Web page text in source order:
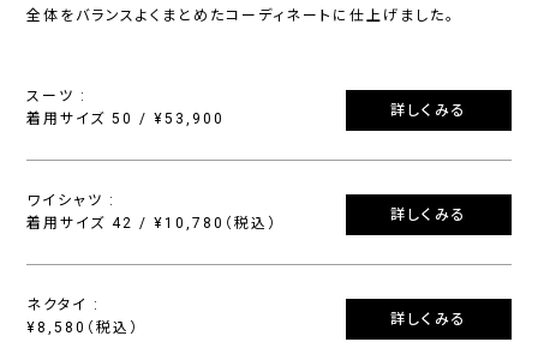
全体をバランスよくまとめたコーディネートに仕上げました。
スーツ :
着用サイズ 50 / ¥53,900
詳しくみる
ワイシャツ :
着用サイズ 42 / ¥10,780（税込）
詳しくみる
ネクタイ :
¥8,580（税込）
詳しくみる